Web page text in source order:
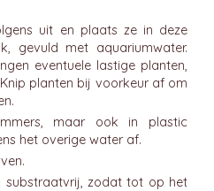
uit en plaats ze in deze
gevuld met aquariumwater.
eventuele lastige planten,
planten bij voorkeur af om
maar ook in plastic
het overige water af.
substraatvrij, zodat tot op het